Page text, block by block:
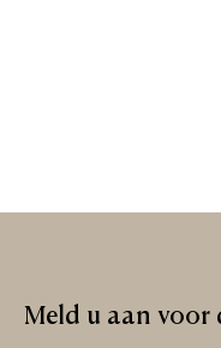
Meld u aan voor